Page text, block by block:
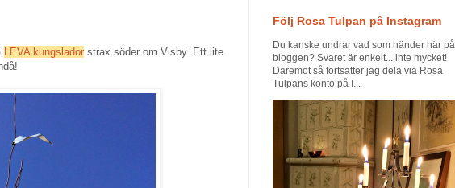
LEVA kungslador strax söder om Visby. Ett lite
Följ Rosa Tulpan på Instagram
Du kanske undrar vad som händer här på
bloggen? Svaret är enkelt... inte mycket!
Däremot så fortsätter jag dela via Rosa
Tulpans konto på I...